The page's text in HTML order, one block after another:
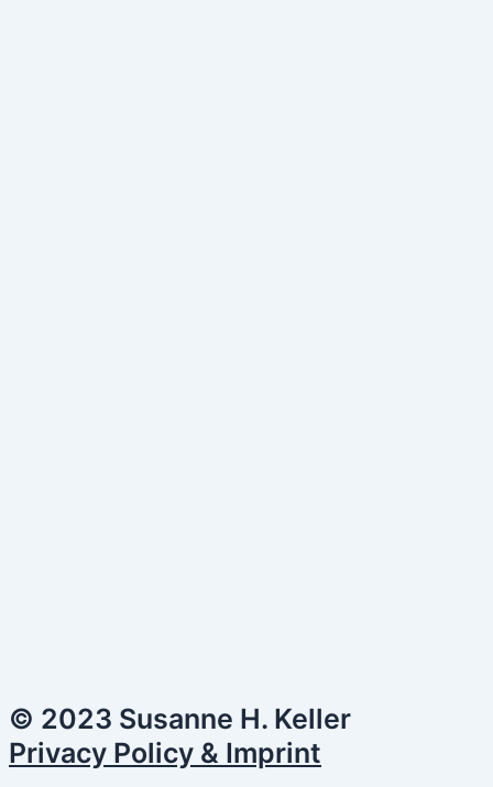
© 2023 Susanne H. Keller
Privacy Policy & Imprint